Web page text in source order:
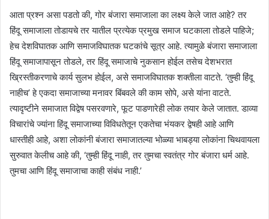
आता प्रश्न असा पडतो की, गोर बंजारा समाजाला का लक्ष्य केले जात आहे? तर
हिंदू समाजाला तोडायचे तर यातील प्रत्येक प्रमुख समाज घटकाला तोडले पाहिजे;
हेच देशविघातक आणि समाजविघातक घटकांचे सूत्र आहे. त्यामुळे बंजारा समाजाला
हिंदू समाजापासून तोडले, तर हिंदू समाजाचे नुकसान होईल तसेच देशभरात
ख्रिस्तीकरणाचे कार्य सुलभ होईल, असे समाजविघातक शक्तीला वाटते. ‘तुम्ही हिंदू
नाहीच’ हे एकदा समाजाच्या मनावर बिंबवले की काम सोपे, असे यांना वाटते.
त्यादृष्टीने समाजात विद्वेष पसरवणारे, फूट पाडणारेही लोक तयार केले जातात. डाव्या
विचारांचे ज्यांना हिंदू समाजाच्या विविधतेतून एकतेचा भंयकर द्वेषही आहे आणि
धास्तीही आहे, अशा लोकांनी बंजारा समाजातल्या भोळ्या भाबड्या लोकांना चिथवायला
सुरुवात केलीच आहे की, ‘तुम्ही हिंदू नाही, तर तुमचा स्वतंत्र गोर बंजारा धर्म आहे.
तुमचा आणि हिंदू समाजाचा काही संबंध नाही.’